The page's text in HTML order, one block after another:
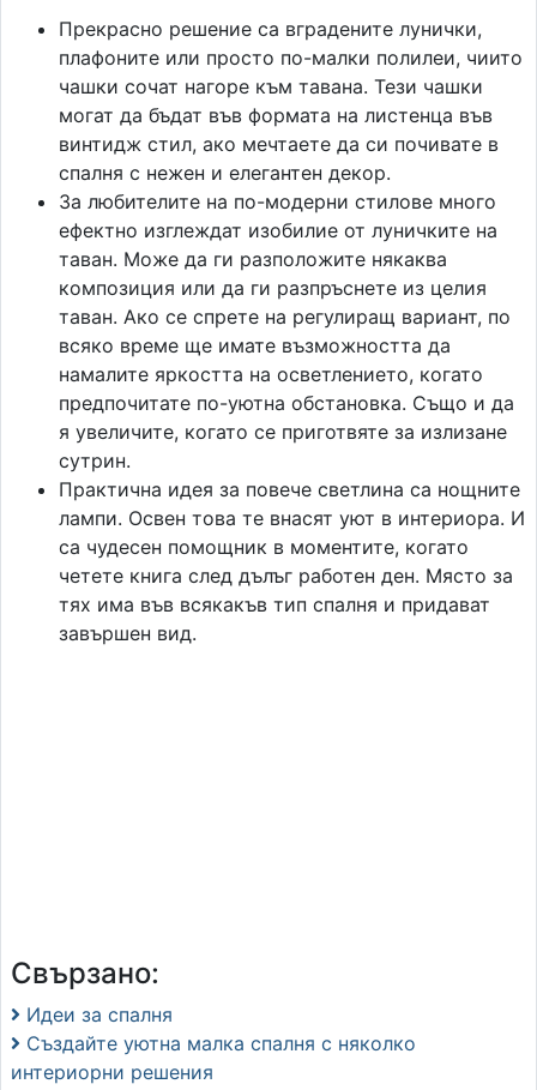
Прекрасно решение са вградените лунички,
плафоните или просто по-малки полилеи, чиито
чашки сочат нагоре към тавана. Тези чашки
могат да бъдат във формата на листенца във
винтидж стил, ако мечтаете да си почивате в
спалня с нежен и елегантен декор.
За любителите на по-модерни стилове много
ефектно изглеждат изобилие от луничките на
таван. Може да ги разположите някаква
композиция или да ги разпръснете из целия
таван. Ако се спрете на регулиращ вариант, по
всяко време ще имате възможността да
намалите яркостта на осветлението, когато
предпочитате по-уютна обстановка. Също и да
я увеличите, когато се приготвяте за излизане
сутрин.
Практична идея за повече светлина са нощните
лампи. Освен това те внасят уют в интериора. И
са чудесен помощник в моментите, когато
четете книга след дълъг работен ден. Място за
тях има във всякакъв тип спалня и придават
завършен вид.
Свързано:
Идеи за спалня
Създайте уютна малка спалня с няколко
интериорни решения